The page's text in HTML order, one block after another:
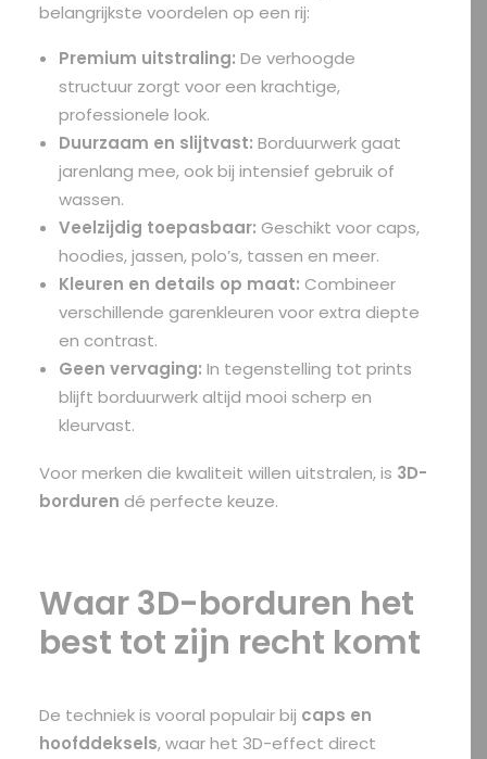
belangrijkste voordelen op een rij:
Premium uitstraling: De verhoogde
structuur zorgt voor een krachtige,
professionele look.
Duurzaam en slijtvast: Borduurwerk gaat
jarenlang mee, ook bij intensief gebruik of
wassen.
Veelzijdig toepasbaar: Geschikt voor caps,
hoodies, jassen, polo’s, tassen en meer.
Kleuren en details op maat: Combineer
verschillende garenkleuren voor extra diepte
en contrast.
Geen vervaging: In tegenstelling tot prints
blijft borduurwerk altijd mooi scherp en
kleurvast.
Voor merken die kwaliteit willen uitstralen, is 3D-
borduren dé perfecte keuze.
Waar 3D-borduren het
best tot zijn recht komt
De techniek is vooral populair bij caps en
hoofddeksels, waar het 3D-effect direct